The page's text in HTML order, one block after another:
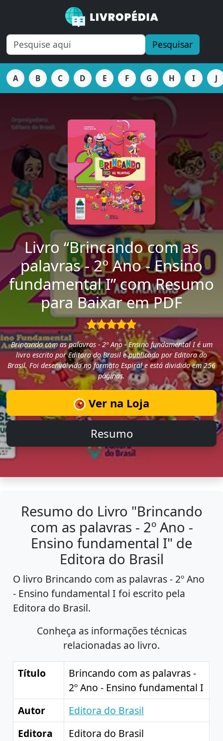
Pesquisar
A B C D E F G H I J
Livro “Brincando com as
palavras - 2º Ano - Ensino
fundamental I” com Resumo
para Baixar em PDF
Brincando com as palavras - 2º Ano - Ensino fundamental I é um
livro escrito por Editora do Brasil e publicado por Editora do
Brasil. Foi desenvolvido no formato Espiral e está dividido em 256
páginas.
Ver na Loja
Resumo
Resumo do Livro "Brincando
com as palavras - 2º Ano -
Ensino fundamental I" de
Editora do Brasil
O livro Brincando com as palavras - 2º Ano
- Ensino fundamental I foi escrito pela
Editora do Brasil.
Conheça as informações técnicas
relacionadas ao livro.
Título
Brincando com as palavras -
2º Ano - Ensino fundamental I
Autor
Editora do Brasil
Editora
Editora do Brasil